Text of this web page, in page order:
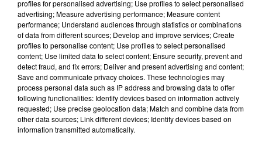
parfaitement normal, très calme. J'étais loin d'imaginer le
drame qui allait survenir le lendemain", a témoigné auprès
de l'AFP Michel Bourcier, 56 ans, organiste à la cathédrale.
Mais des questions se posent sur l'origine de l'incendie, car
"trois points de feu distincts" ont été repérés à l'intérieur de la
cathédrale. "Entre le grand orgue, qui est sur la façade au
premier étage et les autres feux, vous avez quasiment toute
la distance de la cathédrale. Ils sont quand même à une
distance conséquente les uns des autres", a relevé samedi le
profiles for personalised advertising; Use profiles to select personalised
advertising; Measure advertising performance; Measure content
performance; Understand audiences through statistics or combinations
of data from different sources; Develop and improve services; Create
profiles to personalise content; Use profiles to select personalised
content; Use limited data to select content; Ensure security, prevent and
detect fraud, and fix errors; Deliver and present advertising and content;
Save and communicate privacy choices. These technologies may
process personal data such as IP address and browsing data to offer
following functionalities: Identify devices based on information actively
requested; Use precise geolocation data; Match and combine data from
other data sources; Link different devices; Identify devices based on
information transmitted automatically.